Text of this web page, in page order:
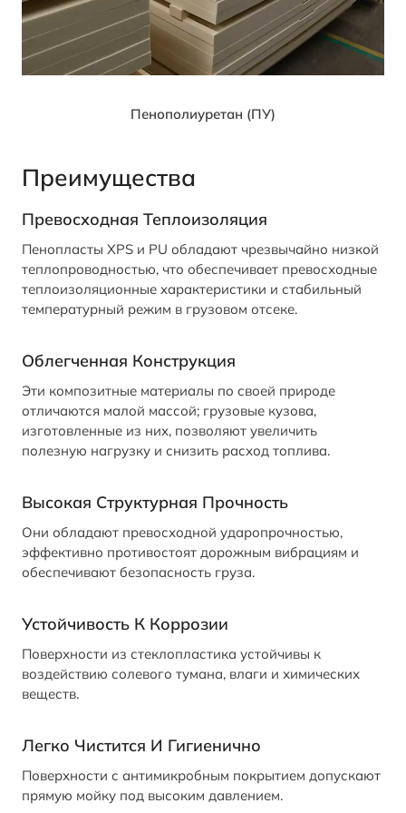
Пенополиуретан (ПУ)
Преимущества
Превосходная Теплоизоляция
Пенопласты XPS и PU обладают чрезвычайно низкой
теплопроводностью, что обеспечивает превосходные
теплоизоляционные характеристики и стабильный
температурный режим в грузовом отсеке.
Облегченная Конструкция
Эти композитные материалы по своей природе
отличаются малой массой; грузовые кузова,
изготовленные из них, позволяют увеличить
полезную нагрузку и снизить расход топлива.
Высокая Структурная Прочность
Они обладают превосходной ударопрочностью,
эффективно противостоят дорожным вибрациям и
обеспечивают безопасность груза.
Устойчивость К Коррозии
Поверхности из стеклопластика устойчивы к
воздействию солевого тумана, влаги и химических
веществ.
Легко Чистится И Гигиенично
Поверхности с антимикробным покрытием допускают
прямую мойку под высоким давлением.